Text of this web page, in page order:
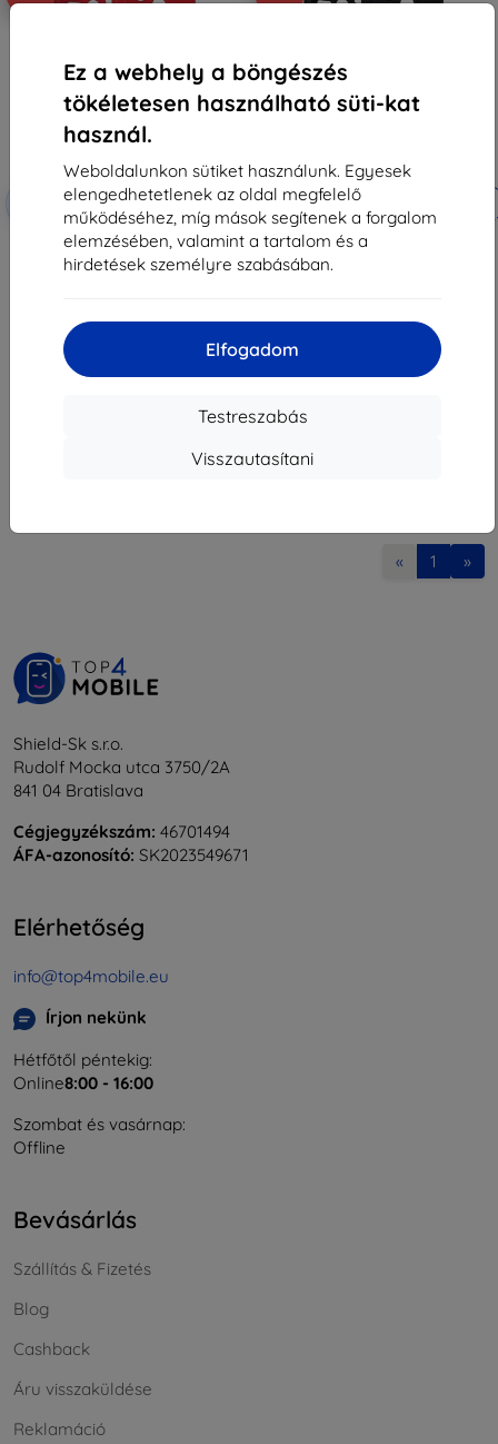
Ez a webhely a böngészés
tökéletesen használható süti-kat
használ.
Weboldalunkon sütiket használunk. Egyesek
elengedhetetlenek az oldal megfelelő
működéséhez, míg mások segítenek a forgalom
elemzésében, valamint a tartalom és a
hirdetések személyre szabásában.
Elfogadom
Testreszabás
Visszautasítani
Kedvezmény
kuponnal
EXTRA10
Beline szilikon tok Poco F7 Pro
piros
Raktáron > 5 darab
-10%
Kedvezmény
kuponnal
Beline szilikon tok Poco F7 Pro
Raktáron > 5 darab
« 1 »
Shield-Sk s.r.o.
Rudolf Mocka utca 3750/2A
841 04 Bratislava
Cégjegyzékszám: 46701494
ÁFA-azonosító: SK2023549671
Elérhetőség
info@top4mobile.eu
Írjon nekünk
Hétfőtől péntekig:
Online8:00 - 16:00
Szombat és vasárnap:
Offline
Bevásárlás
Szállítás & Fizetés
Blog
Cashback
Áru visszaküldése
Reklamáció